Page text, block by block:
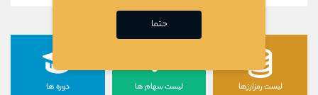
لیست رمزارزها لیست سهام ها دوره ها
حتما